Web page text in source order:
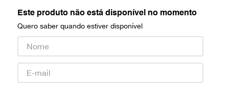
Este produto não está disponível no momento
Quero saber quando estiver disponível
paula raia
valentino
burberry
prada
louis vuitton